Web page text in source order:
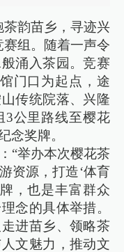
韵苗乡，寻迹兴
组。随着一声令
涌入茶园。竞赛
门口为起点，途
传统院落、兴隆
3公里路线至樱花
念奖牌。
“举办本次樱花茶
资源，打造‘体育
，也是丰富群众
念的具体举措。
进苗乡、领略茶
文魅力，推动文